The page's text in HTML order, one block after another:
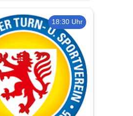
18:30 Uhr